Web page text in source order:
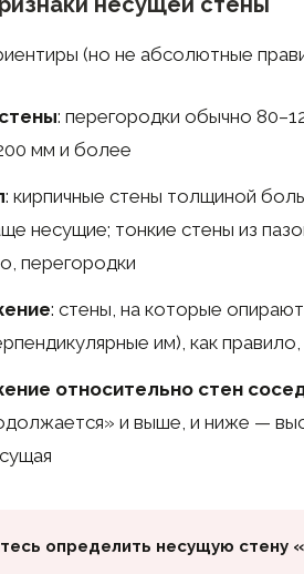
(но не абсолютные
: перегородки обычно
мм и более
: кирпичные стены толщиной
несущие; тонкие стены из
перегородки
: стены, на которые
им), как
относительно стен
и выше, и ниже —
определить несущую стену